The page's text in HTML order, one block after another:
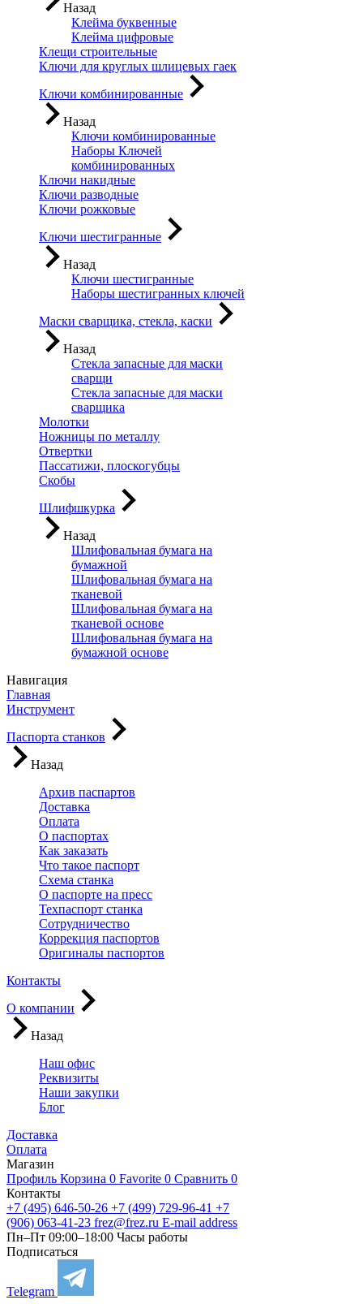
Назад
Клейма буквенные
Клейма цифровые
Клещи строительные
Ключи для круглых шлицевых гаек
Ключи комбинированные
Назад
Ключи комбинированные
Наборы Ключей
комбинированных
Ключи накидные
Ключи разводные
Ключи рожковые
Ключи шестигранные
Назад
Ключи шестигранные
Наборы шестигранных ключей
Маски сварщика, стекла, каски
Назад
Стекла запасные для маски
сварщи
Стекла запасные для маски
сварщика
Молотки
Ножницы по металлу
Отвертки
Пассатижи, плоскогубцы
Скобы
Шлифшкурка
Назад
Шлифовальная бумага на
бумажной
Шлифовальная бумага на
тканевой
Шлифовальная бумага на
тканевой основе
Шлифовальная бумага на
бумажной основе
Навигация
Главная
Инструмент
Паспорта станков
Назад
Архив паспартов
Доставка
Оплата
О паспортах
Как заказать
Что такое паспорт
Схема станка
О паспорте на пресс
Техпаспорт станка
Сотрудничество
Коррекция паспортов
Оригиналы паспортов
Контакты
О компании
Назад
Наш офис
Реквизиты
Наши закупки
Блог
Доставка
Оплата
Магазин
Профиль Корзина 0 Favorite 0 Сравнить 0
Контакты
+7 (495) 646-50-26 +7 (499) 729-96-41 +7
(906) 063-41-23 frez@frez.ru E-mail address
Пн–Пт 09:00–18:00 Часы работы
Подписаться
Telegram